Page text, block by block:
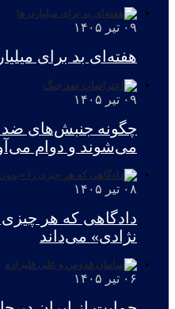
۰۹ تیر ۱۴۰۵
هفته‌ای بد برای
۰۹ تیر ۱۴۰۵
چگونه جنبش‌های ضد
می‌شوند و دوام
۰۸ تیر ۱۴۰۵
دادگاهی که هر
نژادی» می‌داند
۰۶ تیر ۱۴۰۵